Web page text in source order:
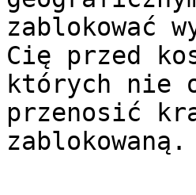
zablokować
Cię przed
których nie
przenosić